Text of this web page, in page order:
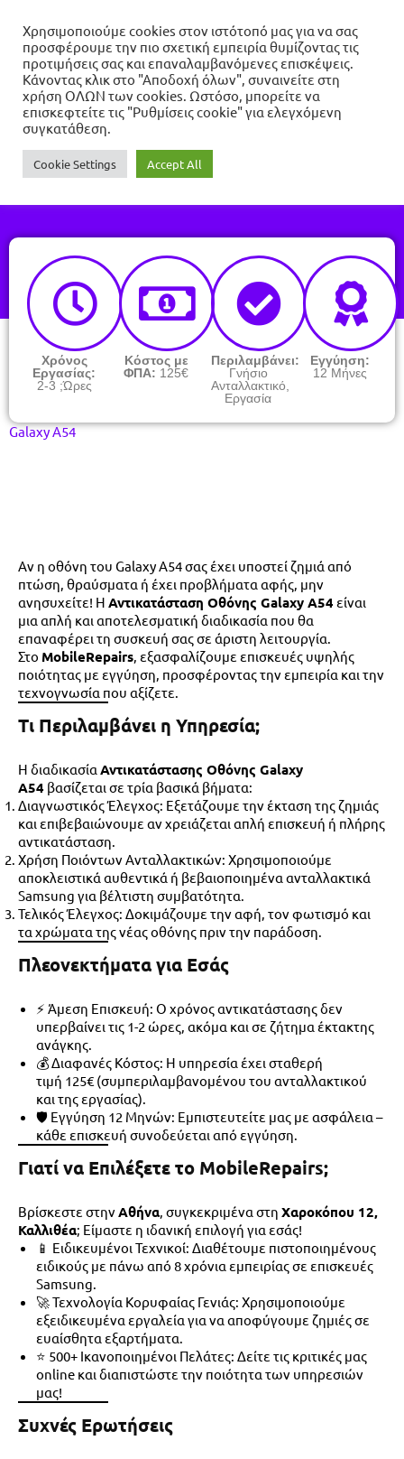
Χρόνος
Εργασίας:
2-3 ;Ώρες
Κόστος με
ΦΠΑ: 125€
Περιλαμβάνει:
Γνήσιο
Ανταλλακτικό,
Εργασία
Εγγύηση:
12 Μήνες
Galaxy A54
Αν η οθόνη του Galaxy A54 σας έχει υποστεί ζημιά από
πτώση, θραύσματα ή έχει προβλήματα αφής, μην
ανησυχείτε! Η Αντικατάσταση Οθόνης Galaxy A54 είναι
μια απλή και αποτελεσματική διαδικασία που θα
επαναφέρει τη συσκευή σας σε άριστη λειτουργία.
Στο MobileRepairs, εξασφαλίζουμε επισκευές υψηλής
ποιότητας με εγγύηση, προσφέροντας την εμπειρία και την
τεχνογνωσία που αξίζετε.
Τι Περιλαμβάνει η Υπηρεσία;
Η διαδικασία Αντικατάστασης Οθόνης Galaxy
A54 βασίζεται σε τρία βασικά βήματα:
Διαγνωστικός Έλεγχος: Εξετάζουμε την έκταση της ζημιάς
και επιβεβαιώνουμε αν χρειάζεται απλή επισκευή ή πλήρης
αντικατάσταση.
Χρήση Ποιόντων Ανταλλακτικών: Χρησιμοποιούμε
αποκλειστικά αυθεντικά ή βεβαιοποιημένα ανταλλακτικά
Samsung για βέλτιστη συμβατότητα.
Τελικός Έλεγχος: Δοκιμάζουμε την αφή, τον φωτισμό και
τα χρώματα της νέας οθόνης πριν την παράδοση.
Πλεονεκτήματα για Εσάς
⚡ Άμεση Επισκευή: Ο χρόνος αντικατάστασηςδεν
υπερβαίνει τις 1-2 ώρες, ακόμα και σε ζήτημα έκτακτης
ανάγκης.
💰 Διαφανές Κόστος: Η υπηρεσία έχει σταθερή
τιμή 125€ (συμπεριλαμβανομένου του ανταλλακτικού
και της εργασίας).
🛡️ Εγγύηση 12 Μηνών: Εμπιστευτείτε μας με ασφάλεια –
κάθε επισκευή συνοδεύεται από εγγύηση.
Γιατί να Επιλέξετε το MobileRepairs;
Βρίσκεστε στηνΑθήνα, συγκεκριμένα στη Χαροκόπου 12,
Καλλιθέα; Είμαστε η ιδανική επιλογή για εσάς!
📱 Ειδικευμένοι Τεχνικοί: Διαθέτουμε πιστοποιημένους
ειδικούς με πάνω από 8 χρόνια εμπειρίας σε επισκευές
Samsung.
🚀 Τεχνολογία Κορυφαίας Γενιάς: Χρησιμοποιούμε
εξειδικευμένα εργαλεία για να αποφύγουμε ζημιές σε
ευαίσθητα εξαρτήματα.
⭐ 500+ Ικανοποιημένοι Πελάτες: Δείτε τις κριτικές μας
online και διαπιστώστε την ποιότητα των υπηρεσιών
μας!
Συχνές Ερωτήσεις
Χρησιμοποιούμε cookies στον ιστότοπό μας για να σας
προσφέρουμε την πιο σχετική εμπειρία θυμίζοντας τις
προτιμήσεις σας και επαναλαμβανόμενες επισκέψεις.
Κάνοντας κλικ στο "Αποδοχή όλων", συναινείτε στη
χρήση ΟΛΩΝ των cookies. Ωστόσο, μπορείτε να
επισκεφτείτε τις "Ρυθμίσεις cookie" για ελεγχόμενη
συγκατάθεση.
Cookie Settings Accept All